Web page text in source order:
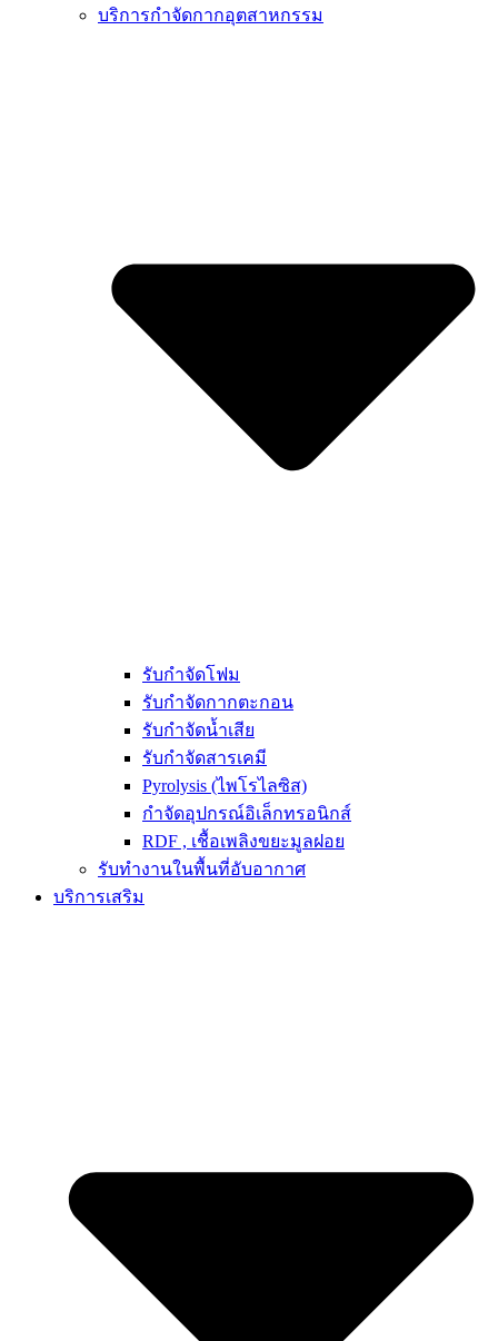
บริการกำจัดกากอุตสาหกรรม
รับกำจัดโฟม
รับกำจัดกากตะกอน
รับกำจัดน้ำเสีย
รับกำจัดสารเคมี
Pyrolysis (ไพโรไลซิส)
กำจัดอุปกรณ์อิเล็กทรอนิกส์
RDF , เชื้อเพลิงขยะมูลฝอย
รับทำงานในพื้นที่อับอากาศ
บริการเสริม